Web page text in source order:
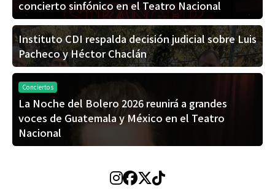
concierto sinfónico en el Teatro Nacional
Instituto CDI respalda decisión judicial sobre Luis
Pacheco y Héctor Chaclán
Conciertos
La Noche del Bolero 2026 reunirá a grandes
voces de Guatemala y México en el Teatro
Nacional